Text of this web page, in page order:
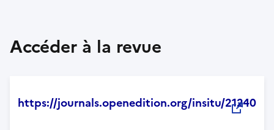
Accéder à la revue
https://journals.openedition.org/insitu/21240